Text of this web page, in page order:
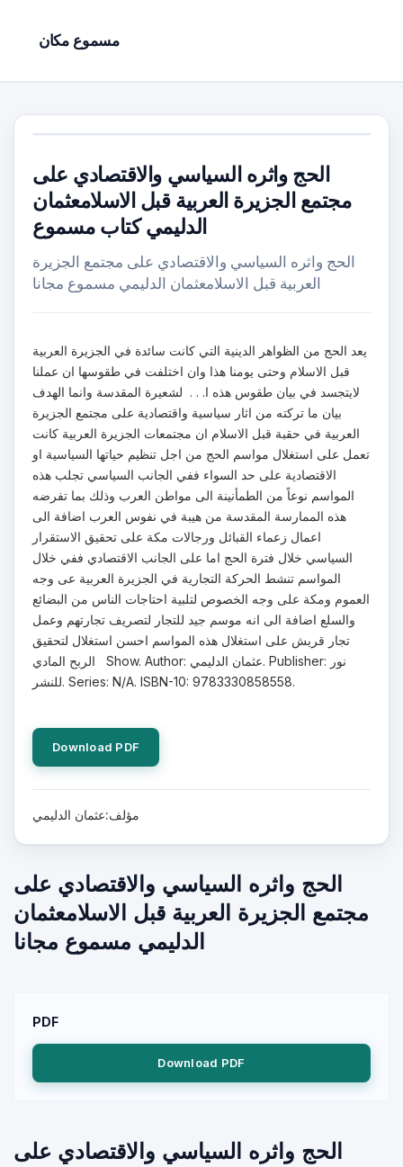
مسموع مكان
الحج واثره السياسي والاقتصادي على
مجتمع الجزيرة العربية قبل الاسلامعثمان
الدليمي كتاب مسموع
الحج واثره السياسي والاقتصادي على مجتمع الجزيرة
العربية قبل الاسلامعثمان الدليمي مسموع مجانا
يعد الحج من الظواهر الدينية التي كانت سائدة في الجزيرة العربية
قبل الاسلام وحتى يومنا هذا وان اختلفت في طقوسها ان عملنا
لايتجسد في بيان طقوس هذه ا. . . لشعيرة المقدسة وانما الهدف
بيان ما تركته من اثار سياسية واقتصادية على مجتمع الجزيرة
العربية في حقبة قبل الاسلام ان مجتمعات الجزيرة العربية كانت
تعمل على استغلال مواسم الحج من اجل تنظيم حياتها السياسية او
الاقتصادية على حد السواء ففي الجانب السياسي تجلب هذه
المواسم نوعاً من الطمأنينة الى مواطن العرب وذلك بما تفرضه
هذه الممارسة المقدسة من هيبة في نفوس العرب اضافة الى
اعمال زعماء القبائل ورجالات مكة على تحقيق الاستقرار
السياسي خلال فترة الحج اما على الجانب الاقتصادي ففي خلال
المواسم تنشط الحركة التجارية في الجزيرة العربية عى وجه
العموم ومكة على وجه الخصوص لتلبية احتاجات الناس من البضائع
والسلع اضافة الى انه موسم جيد للتجار لتصريف تجارتهم وعمل
تجار قريش على استغلال هذه المواسم احسن استغلال لتحقيق
الربح المادي Show. Author: عثمان الدليمي. Publisher: نور
للنشر. Series: N/A. ISBN-10: 9783330858558.
Download PDF
مؤلف:عثمان الدليمي
الحج واثره السياسي والاقتصادي على
مجتمع الجزيرة العربية قبل الاسلامعثمان
الدليمي مسموع مجانا
PDF
Download PDF
الحج واثره السياسي والاقتصادي على